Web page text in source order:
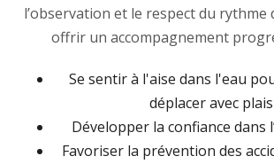
l’observation et le respect du rythme
offrir un accompagnement
Se sentir à l'aise dans l'eau
déplacer avec
Développer la confiance dans
Favoriser la prévention des